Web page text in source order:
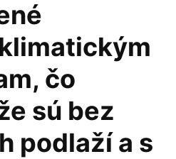
čo
sú bez
podlaží a s